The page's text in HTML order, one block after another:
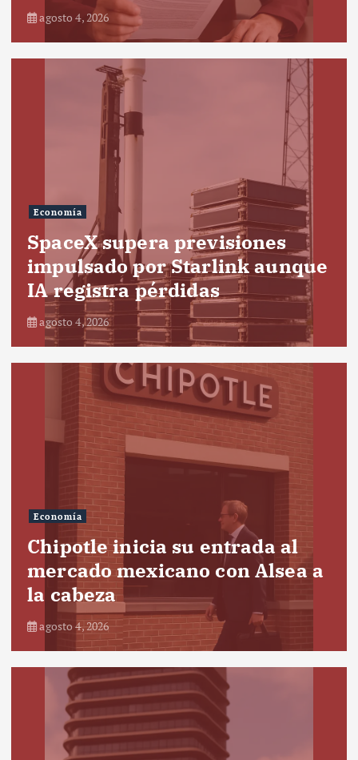
agosto 4, 2026
Economía
SpaceX supera previsiones
impulsado por Starlink aunque
IA registra pérdidas
agosto 4, 2026
Economía
Chipotle inicia su entrada al
mercado mexicano con Alsea a
la cabeza
agosto 4, 2026